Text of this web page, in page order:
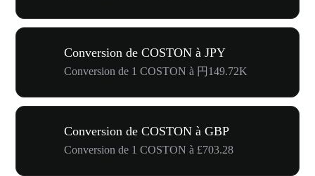
Conversion de COSTON à JPY
Conversion de 1 COSTON à 円149.72K
Conversion de COSTON à GBP
Conversion de 1 COSTON à £703.28